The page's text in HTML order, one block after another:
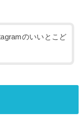
のいいとこど